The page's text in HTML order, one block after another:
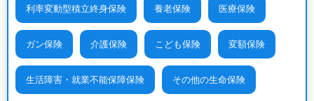
利率変動型積立終身保険 養老保険 医療保険
ガン保険 介護保険 こども保険 変額保険
生活障害・就業不能保障保険 その他の生命保険